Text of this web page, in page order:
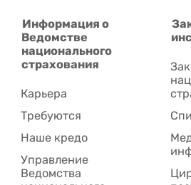
Информация о
Ведомстве
национального
страхования
Карьера
Требуются
Наше кредо
Управление
Ведомства